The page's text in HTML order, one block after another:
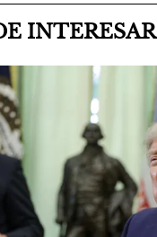
INTERESAR